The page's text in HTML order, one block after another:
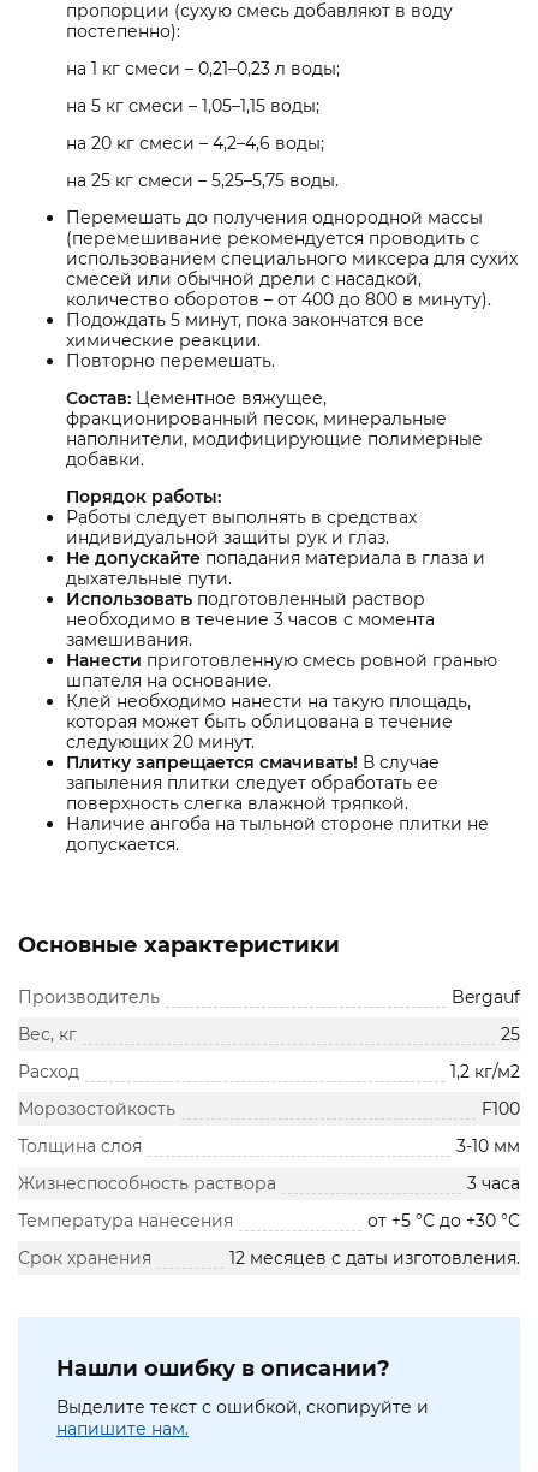
пропорции (сухую смесь добавляют в воду
постепенно):
на 1 кг смеси – 0,21–0,23 л воды;
на 5 кг смеси – 1,05–1,15 воды;
на 20 кг смеси – 4,2–4,6 воды;
на 25 кг смеси – 5,25–5,75 воды.
Перемешать до получения однородной массы
(перемешивание рекомендуется проводить с
использованием специального миксера для сухих
смесей или обычной дрели с насадкой,
количество оборотов – от 400 до 800 в минуту).
Подождать 5 минут, пока закончатся все
химические реакции.
Повторно перемешать.
Состав: Цементное вяжущее,
фракционированный песок, минеральные
наполнители, модифицирующие полимерные
добавки.
Порядок работы:
Работы следует выполнять в средствах
индивидуальной защиты рук и глаз.
Не допускайте попадания материала в глаза и
дыхательные пути.
Использовать подготовленный раствор
необходимо в течение 3 часов с момента
замешивания.
Нанести приготовленную смесь ровной гранью
шпателя на основание.
Клей необходимо нанести на такую площадь,
которая может быть облицована в течение
следующих 20 минут.
Плитку запрещается смачивать! В случае
запыления плитки следует обработать ее
поверхность слегка влажной тряпкой.
Наличие ангоба на тыльной стороне плитки не
допускается.
Основные характеристики
Производитель
Bergauf
Вес, кг
25
Расход
1,2 кг/м2
Морозостойкость
F100
Толщина слоя
3-10 мм
Жизнеспособность раствора
3 часа
Температура нанесения
от +5 °С до +30 °С
Срок хранения
12 месяцев с даты изготовления.
Нашли ошибку в описании?
Выделите текст с ошибкой, скопируйте и
напишите нам.